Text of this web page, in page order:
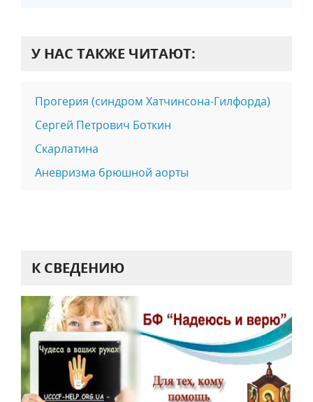
У НАС ТАКЖЕ ЧИТАЮТ:
Прогерия (синдром Хатчинсона-Гилфорда)
Сергей Петрович Боткин
Скарлатина
Аневризма брюшной аорты
К СВЕДЕНИЮ